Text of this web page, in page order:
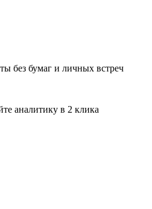
без бумаг и личных встреч
аналитику в 2 клика